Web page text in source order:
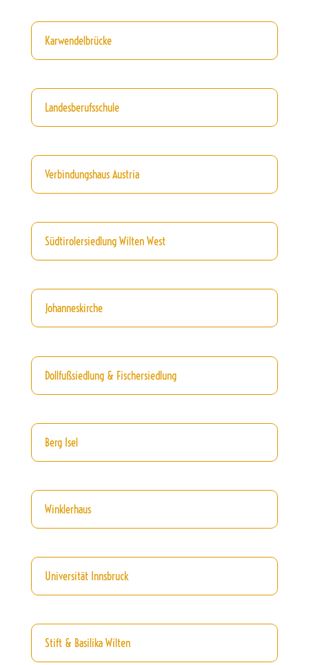
Karwendelbrücke
Landesberufsschule
Verbindungshaus Austria
Südtirolersiedlung Wilten West
Johanneskirche
Dollfußsiedlung & Fischersiedlung
Berg Isel
Winklerhaus
Universität Innsbruck
Stift & Basilika Wilten